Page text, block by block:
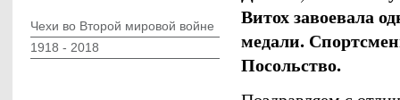
Витох завоевала
медали.
Посольство.
Чехи во Второй мировой войне
1918 - 2018